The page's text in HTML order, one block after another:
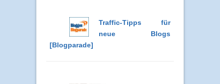
Traffic-Tipps für
neue Blogs
[Blogparade]